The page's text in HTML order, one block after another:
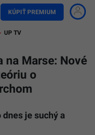
KÚPIŤ PREMIUM
UP TV
na Marse: Nové
o
je suchý a